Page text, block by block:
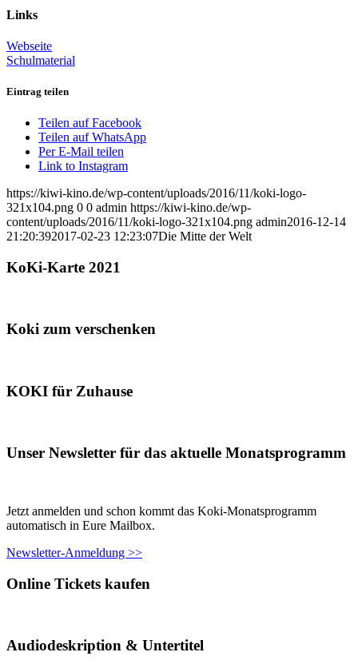
Links
Webseite
Schulmaterial
Eintrag teilen
Teilen auf Facebook
Teilen auf WhatsApp
Per E-Mail teilen
Link to Instagram
https://kiwi-kino.de/wp-content/uploads/2016/11/koki-logo-
321x104.png 0 0 admin https://kiwi-kino.de/wp-
content/uploads/2016/11/koki-logo-321x104.png admin2016-12-14
21:20:392017-02-23 12:23:07Die Mitte der Welt
KoKi-Karte 2021
Koki zum verschenken
KOKI für Zuhause
Unser Newsletter für das aktuelle Monatsprogramm
Jetzt anmelden und schon kommt das Koki-Monatsprogramm
automatisch in Eure Mailbox.
Newsletter-Anmeldung >>
Online Tickets kaufen
Audiodeskription & Untertitel